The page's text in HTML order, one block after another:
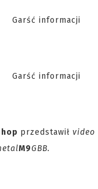
przedstawił video
M9GBB.